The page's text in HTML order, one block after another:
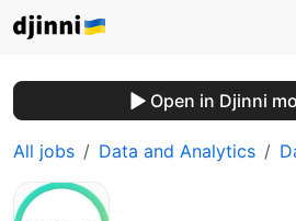
Open in Djinni
All jobs Data and Analytics